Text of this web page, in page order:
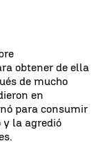
obtener de ella
de mucho
en
para consumir
la agredió